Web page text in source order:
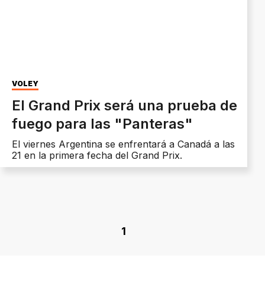
VOLEY
El Grand Prix será una prueba de
fuego para las "Panteras"
El viernes Argentina se enfrentará a Canadá a las
21 en la primera fecha del Grand Prix.
1